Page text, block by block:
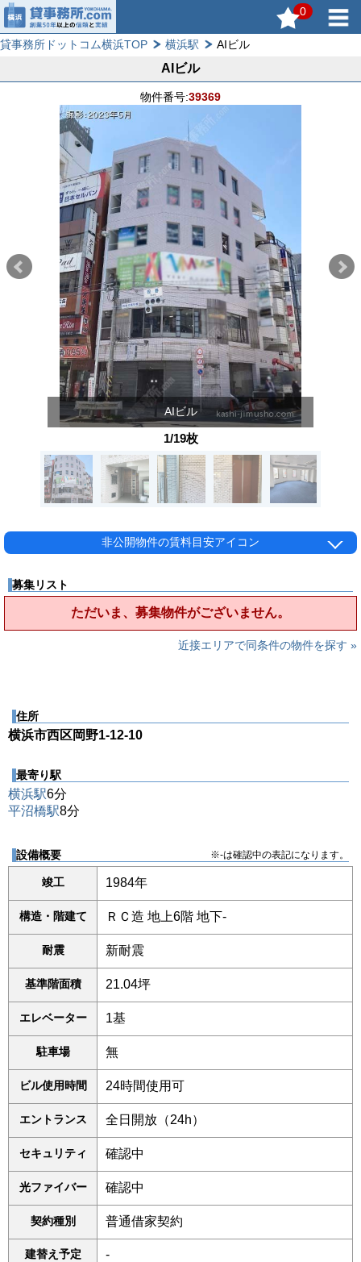
0
貸事務所ドットコム横浜TOP 横浜駅 AIビル
AIビル
物件番号:39369
AIビル
1/19枚
非公開物件の賃料目安アイコン
募集リスト
ただいま、募集物件がございません。
近接エリアで同条件の物件を探す »
住所
横浜市西区岡野1-12-10
最寄り駅
横浜駅6分
平沼橋駅8分
設備概要 ※-は確認中の表記になります。
竣工 1984年
構造・階建て ＲＣ造 地上6階 地下-
耐震 新耐震
基準階面積 21.04坪
エレベーター 1基
駐車場 無
ビル使用時間 24時間使用可
エントランス 全日開放（24h）
セキュリティ 確認中
光ファイバー 確認中
契約種別 普通借家契約
建替え予定 -